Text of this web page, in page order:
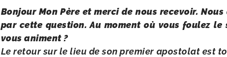
Bonjour Mon Père et mer­ci de nous rece­voir.
par cette ques­tion. Au moment où vous fou­lez
vous animent ?
Le retour sur le lieu de son pre­mier apos­to­lat est